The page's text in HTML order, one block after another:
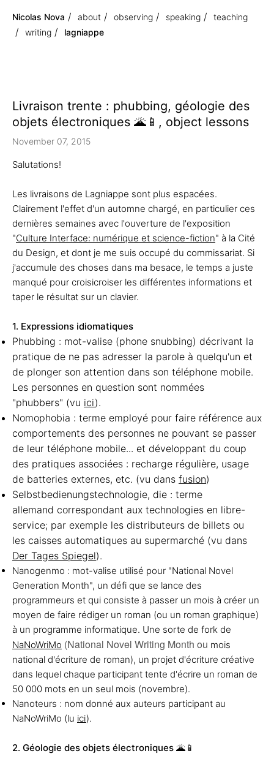
Nicolas Nova about observing speaking
teaching
writing
lagniappe
Livraison trente : phubbing, géologie des
objets électroniques 🌋📱, object lessons
November 07, 2015
Salutations!
Les livraisons de Lagniappe sont plus espacées.
Clairement l'effet d'un automne chargé, en particulier ces
dernières semaines avec l'ouverture de l'exposition
"Culture Interface: numérique et science-fiction" à la Cité
du Design, et dont je me suis occupé du commissariat. Si
j'accumule des choses dans ma besace, le temps a juste
manqué pour croisicroiser les différentes informations et
taper le résultat sur un clavier.
1. Expressions idiomatiques
Phubbing : mot-valise (phone snubbing) décrivant la
pratique de ne pas adresser la parole à quelqu'un et
de plonger son attention dans son téléphone mobile.
Les personnes en question sont nommées
"phubbers" (vu ici).
Nomophobia : terme employé pour faire référence aux
comportements des personnes ne pouvant se passer
de leur téléphone mobile... et développant du coup
des pratiques associées : recharge régulière, usage
de batteries externes, etc. (vu dans fusion)
Selbstbedienungstechnologie, die : terme
allemand correspondant aux technologies en libre-
service; par exemple les distributeurs de billets ou
les caisses automatiques au supermarché (vu dans
Der Tages Spiegel).
Nanogenmo : mot-valise utilisé pour "National Novel
Generation Month", un défi que se lance des
programmeurs et qui consiste à passer un mois à créer un
moyen de faire rédiger un roman (ou un roman graphique)
à un programme informatique. Une sorte de fork de
NaNoWriMo (National Novel Writing Month ou mois
national d'écriture de roman), un projet d'écriture créative
dans lequel chaque participant tente d'écrire un roman de
50 000 mots en un seul mois (novembre).
Nanoteurs : nom donné aux auteurs participant au
NaNoWriMo (lu ici).
2. Géologie des objets électroniques 🌋📱